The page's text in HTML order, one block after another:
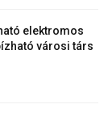
elektromos
városi társ